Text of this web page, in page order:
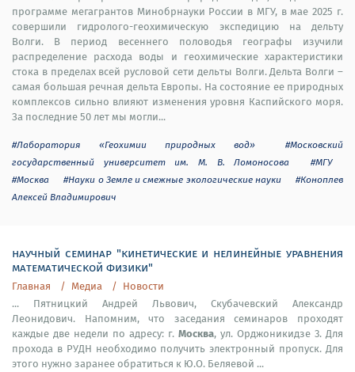
программе мегагрантов Минобрнауки России в МГУ, в мае 2025 г.
совершили гидролого-геохимическую экспедицию на дельту
Волги. В период весеннего половодья географы изучили
распределение расхода воды и геохимические характеристики
стока в пределах всей русловой сети дельты Волги. Дельта Волги –
самая большая речная дельта Европы. На состояние ее природных
комплексов сильно влияют изменения уровня Каспийского моря.
За последние 50 лет мы могли...
#Лаборатория «Геохимии природных вод»
#Московский
государственный университет им. М. В. Ломоносова
#МГУ
#Москва
#Науки о Земле и смежные экологические науки
#Коноплев
Алексей Владимирович
научный семинар "кинетические и нелинейные уравнения
математической физики"
Главная Медиа
Новости
... Пятницкий Андрей Львович, Скубачевский Александр
Леонидович. Напомним, что заседания семинаров проходят
каждые две недели по адресу: г. Москва, ул. Орджоникидзе 3. Для
прохода в РУДН необходимо получить электронный пропуск. Для
этого нужно заранее обратиться к Ю.О. Беляевой ...